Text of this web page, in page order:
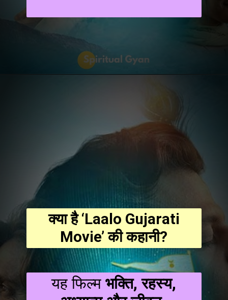
क्या है ‘Laalo Gujarati
Movie’ की कहानी?
यह फिल्मभक्ति, रहस्य,